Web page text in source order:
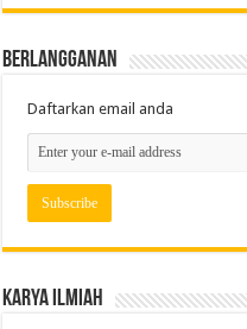
Berlangganan
Daftarkan email anda
Karya Ilmiah